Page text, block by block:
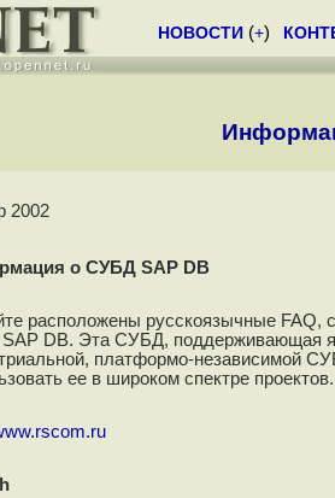
НОВОСТИ (+)
2002
о СУБД SAP DB
расположены русскоязычные FAQ,
DB. Эта СУБД, поддерживающая
платформо-независимой
ее в широком спектре проектов.